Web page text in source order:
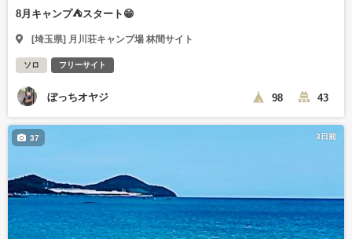
8月キャンプ⛺️スタート😁
[埼玉県] 月川荘キャンプ場 林間サイト
ソロ フリーサイト
ぼっちオヤジ 98 43
3日前
37